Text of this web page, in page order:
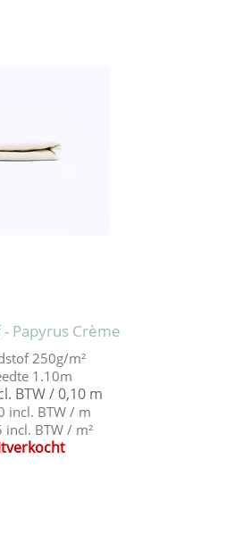
Papyrus Crème
250g/m²
1.10m
BTW / 0,10 m
incl. BTW / m
incl. BTW / m²